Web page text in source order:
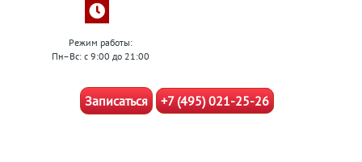
Режим работы:
Пн–Вс: с 9:00 до 21:00
Записаться +7 (495) 021-25-26